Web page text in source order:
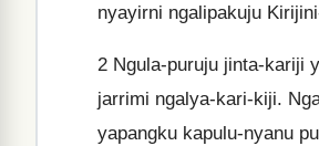
nyayirni ngalipakuju
2 Ngula-puruju jinta-kariji
jarrimi ngalya-kari-kiji.
yapangku kapulu-nyanu